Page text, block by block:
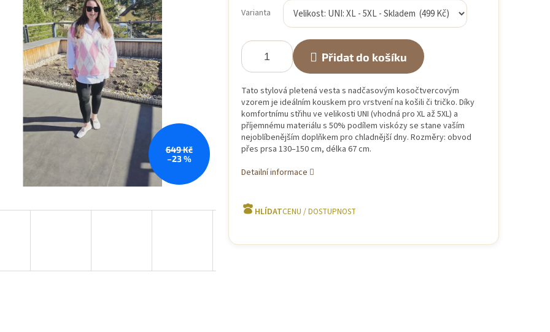
hvězdiček.
649 Kč
–23 %
cena:
Varianta
Přidat do košíku
Tato stylová pletená vesta s nadčasovým kosočtvercovým
vzorem je ideálním kouskem pro vrstvení na košili či tričko. Díky
komfortnímu střihu ve velikosti UNI (vhodná pro XL až 5XL) a
příjemnému materiálu s 50% podílem viskózy se stane vaším
nejoblíbenějším doplňkem pro chladnější dny. Rozměry: obvod
přes prsa 130–150 cm, délka 67 cm.
Detailní informace
HLÍDAT